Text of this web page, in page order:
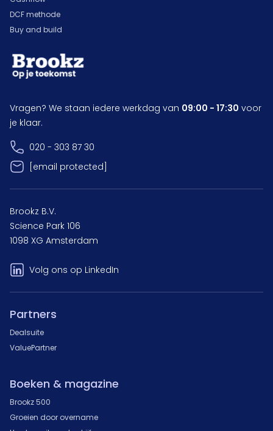
DCF methode
Buy and build
Vragen? We staan iedere werkdag van 09:00 - 17:30 voor
je klaar.
020 - 303 87 30
[email protected]
Brookz B.V.
Science Park 106
1098 XG Amsterdam
Volg ons op LinkedIn
Partners
Dealsuite
ValuePartner
Boeken & magazine
Brookz 500
Groeien door overname